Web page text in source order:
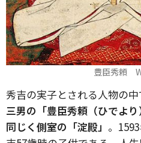
豊臣秀頼
秀吉の実子とされる人物の
三男の「豊臣秀頼（ひでより
同じく側室の「淀殿」 。